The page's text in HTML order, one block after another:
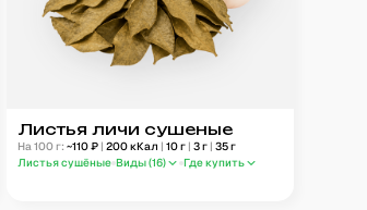
Листья личи сушеные
На 100 г: ~110₽ | 200кКал | 10г | 3г | 35г
Листья сушёные Виды (16) Где купить